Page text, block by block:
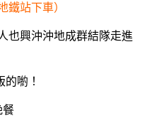
鐵站下車）
也興沖沖地成群結隊走進
喲！